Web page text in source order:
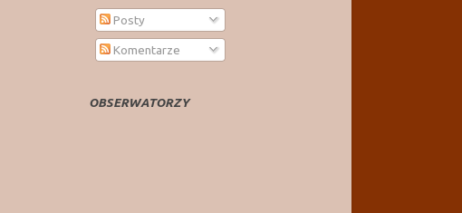
Posty
Komentarze
OBSERWATORZY